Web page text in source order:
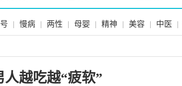
| 慢病 | 两性 | 母婴 | 精神 | 美容 | 中医 |
越吃越“疲软”